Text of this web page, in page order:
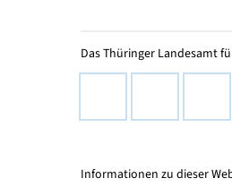
Das Thüringer Landesamt
Informationen zu dieser